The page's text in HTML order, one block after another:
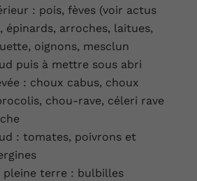
: pois, fèves (voir actus
épinards, arroches, laitues,
oignons, mesclun
puis à mettre sous abri
: choux cabus, choux
chou-rave, céleri rave
: tomates, poivrons et
pleine terre : bulbilles